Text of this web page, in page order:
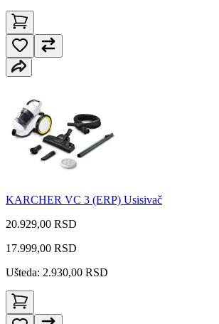
KARCHER VC 3 (ERP) Usisivač
20.929,00 RSD
17.999,00 RSD
Ušteda: 2.930,00 RSD